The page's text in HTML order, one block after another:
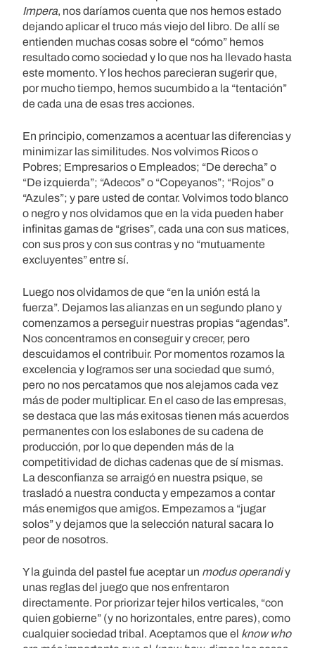
Impera, nos daríamos cuenta que nos hemos estado
dejando aplicar el truco más viejo del libro. De allí se
entienden muchas cosas sobre el “cómo” hemos
resultado como sociedad y lo que nos ha llevado hasta
este momento. Y los hechos parecieran sugerir que,
por mucho tiempo, hemos sucumbido a la “tentación”
de cada una de esas tres acciones.
En principio, comenzamos a acentuar las diferencias y
minimizar las similitudes. Nos volvimos Ricos o
Pobres; Empresarios o Empleados; “De derecha” o
“De izquierda”; “Adecos” o “Copeyanos”; “Rojos” o
“Azules”; y pare usted de contar. Volvimos todo blanco
o negro y nos olvidamos que en la vida pueden haber
infinitas gamas de “grises”, cada una con sus matices,
con sus pros y con sus contras y no “mutuamente
excluyentes” entre sí.
Luego nos olvidamos de que “en la unión está la
fuerza”. Dejamos las alianzas en un segundo plano y
comenzamos a perseguir nuestras propias “agendas”.
Nos concentramos en conseguir y crecer, pero
descuidamos el contribuir. Por momentos rozamos la
excelencia y logramos ser una sociedad que sumó,
pero no nos percatamos que nos alejamos cada vez
más de poder multiplicar. En el caso de las empresas,
se destaca que las más exitosas tienen más acuerdos
permanentes con los eslabones de su cadena de
producción, por lo que dependen más de la
competitividad de dichas cadenas que de sí mismas.
La desconfianza se arraigó en nuestra psique, se
trasladó a nuestra conducta y empezamos a contar
más enemigos que amigos. Empezamos a “jugar
solos” y dejamos que la selección natural sacara lo
peor de nosotros.
Y la guinda del pastel fue aceptar un modus operandiy
unas reglas del juego que nos enfrentaron
directamente. Por priorizar tejer hilos verticales, “con
quien gobierne” (y no horizontales, entre pares), como
cualquier sociedad tribal. Aceptamos que el know who